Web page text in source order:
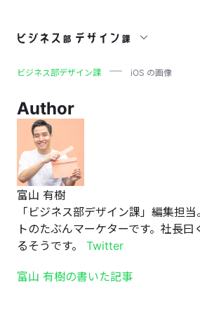
iOS の画像
ビジネス部デザイン課 iOS の画像
Author
富山 有樹
「ビジネス部デザイン課」編集担
トのたぶんマーケターです。社長
るそうです。 Twitter
富山 有樹の書いた記事